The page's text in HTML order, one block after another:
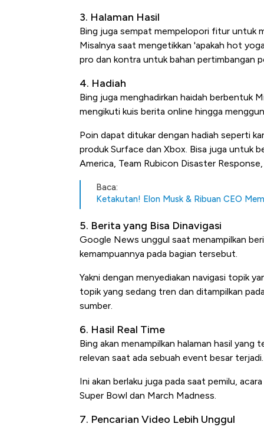
3. Halaman Hasil
Bing juga sempat mempelopori fitur untuk
Misalnya saat mengetikkan 'apakah hot
pro dan kontra untuk bahan pertimbangan
4. Hadiah
Bing juga menghadirkan haidah berbentuk
mengikuti kuis berita online hingga
Poin dapat ditukar dengan hadiah seperti
produk Surface dan Xbox. Bisa juga untuk
America, Team Rubicon Disaster
Baca:
Ketakutan! Elon Musk & Ribuan CEO
5. Berita yang Bisa Dinavigasi
Google News unggul saat menampilkan
kemampuannya pada bagian tersebut.
Yakni dengan menyediakan navigasi topik
topik yang sedang tren dan ditampilkan
sumber.
6. Hasil Real Time
Bing akan menampilkan halaman hasil
relevan saat ada sebuah event besar terjadi.
Ini akan berlaku juga pada saat pemilu,
Super Bowl dan March Madness.
7. Pencarian Video Lebih Unggul